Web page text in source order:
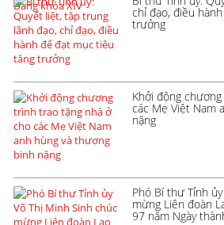
chỉ đạo, điều
trưởng
Khởi động
các Mẹ Việt Nam
nặng
Phó Bí thư Tỉnh
mừng Liên đoàn
97 năm Ngày